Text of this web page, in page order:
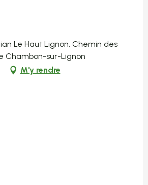
Le Haut Lignon, Chemin des
Chambon-sur-Lignon
M'y rendre